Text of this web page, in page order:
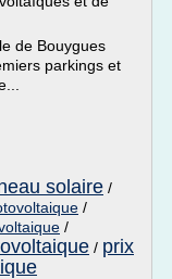
de Bouygues
parkings et
solaire /
/
/
/ prix